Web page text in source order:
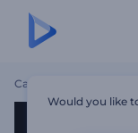
Casa
Would you like